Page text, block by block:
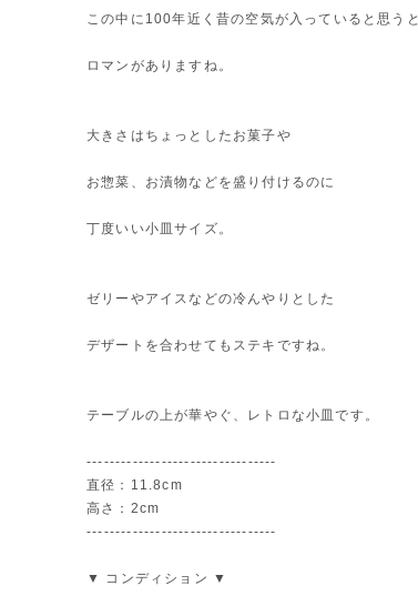
この中に100年近く昔の空気が入っていると思うと
ロマンがありますね。
大きさはちょっとしたお菓子や
お惣菜、お漬物などを盛り付けるのに
丁度いい小皿サイズ。
ゼリーやアイスなどの冷んやりとした
デザートを合わせてもステキですね。
テーブルの上が華やぐ、レトロな小皿です。
---------------------------------
直径：11.8cm
高さ：2cm
---------------------------------
▼ コンディション ▼